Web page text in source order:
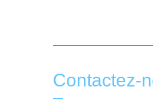
Contactez-